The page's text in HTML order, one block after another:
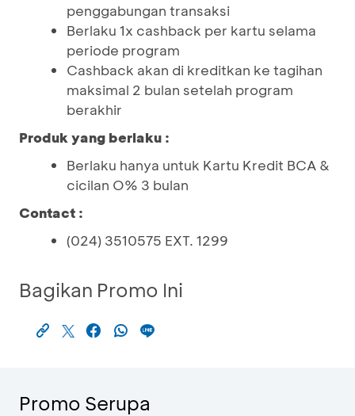
penggabungan transaksi
Berlaku 1x cashback per kartu selama
periode program
Cashback akan di kreditkan ke tagihan
maksimal 2 bulan setelah program
berakhir
Produk yang berlaku :
Berlaku hanya untuk Kartu Kredit BCA &
cicilan O% 3 bulan
Contact :
(024) 3510575 EXT. 1299
Bagikan Promo Ini
Promo Serupa